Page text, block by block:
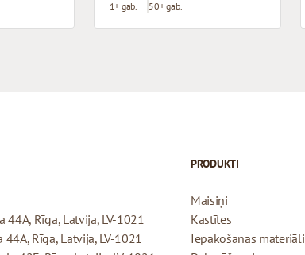
1+ gab. 50+ gab.
44A, Rīga, Latvija, LV-1021
Rīga, Latvija, LV-1021
PRODUKTI
Maisiņi
Kastītes
Iepakošanas materiāli